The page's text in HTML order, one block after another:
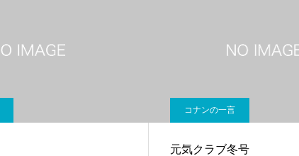
コナンの一言
元気クラブ冬号